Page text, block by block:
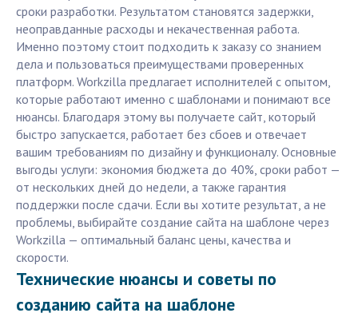
сроки разработки. Результатом становятся задержки,
неоправданные расходы и некачественная работа.
Именно поэтому стоит подходить к заказу со знанием
дела и пользоваться преимуществами проверенных
платформ. Workzilla предлагает исполнителей с опытом,
которые работают именно с шаблонами и понимают все
нюансы. Благодаря этому вы получаете сайт, который
быстро запускается, работает без сбоев и отвечает
вашим требованиям по дизайну и функционалу. Основные
выгоды услуги: экономия бюджета до 40%, сроки работ —
от нескольких дней до недели, а также гарантия
поддержки после сдачи. Если вы хотите результат, а не
проблемы, выбирайте создание сайта на шаблоне через
Workzilla — оптимальный баланс цены, качества и
скорости.
Технические нюансы и советы по
созданию сайта на шаблоне